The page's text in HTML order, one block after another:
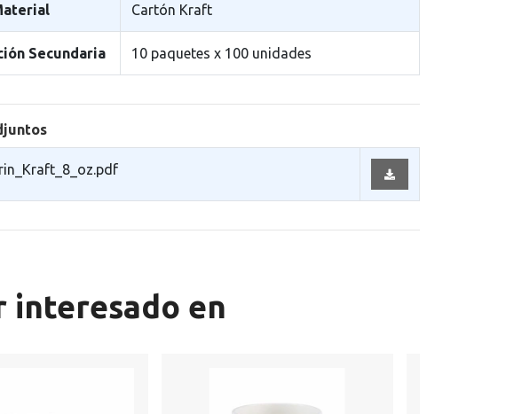
Cartón Kraft
Secundaria 10 paquetes x 100 unidades
interesado en